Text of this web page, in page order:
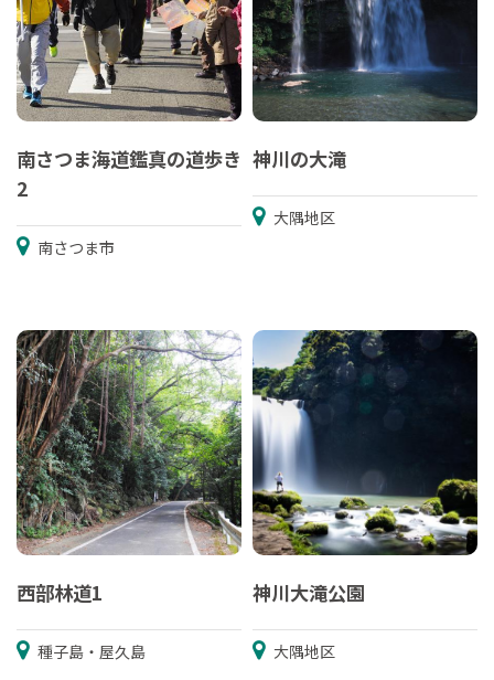
南さつま海道鑑真の道歩き
2
南さつま市
神川の大滝
大隅地区
西部林道1
種子島・屋久島
神川大滝公園
大隅地区